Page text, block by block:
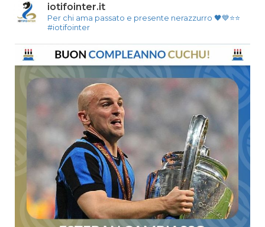
iotifointer.it
Per chi ama passato e presente nerazzurro 🖤💙⭐⭐
#iotifointer